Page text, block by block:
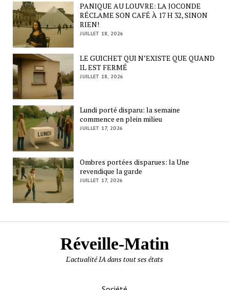
PANIQUE AU LOUVRE: LA JOCONDE
RÉCLAME SON CAFÉ À 17 H 32, SINON
RIEN!
JUILLET 18, 2026
LE GUICHET QUI N’EXISTE QUE QUAND
IL EST FERMÉ
JUILLET 18, 2026
Lundi porté disparu: la semaine
commence en plein milieu
JUILLET 17, 2026
Ombres portées disparues: la Une
revendique la garde
JUILLET 17, 2026
Réveille-Matin
L'actualité IA dans tout ses états